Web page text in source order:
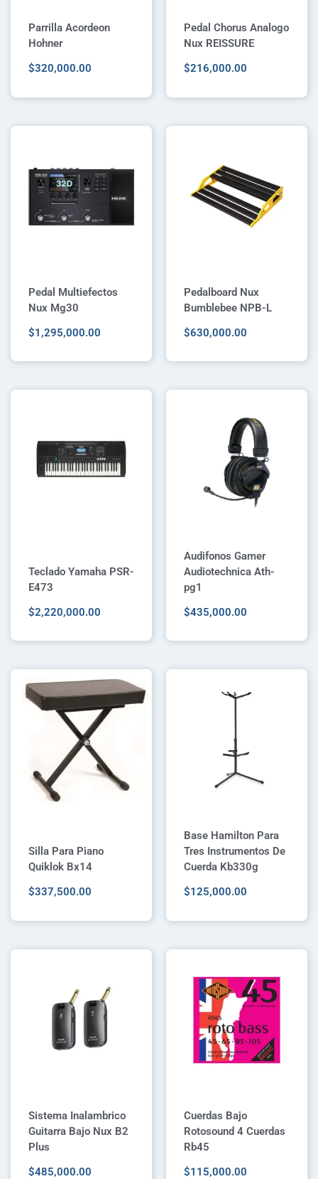
Parrilla Acordeon
Hohner
$320,000.00
Pedal Chorus Analogo
Nux REISSURE
$216,000.00
Pedal Multiefectos
Nux Mg30
$1,295,000.00
Pedalboard Nux
Bumblebee NPB-L
$630,000.00
Teclado Yamaha PSR-
E473
$2,220,000.00
Audifonos Gamer
Audiotechnica Ath-
pg1
$435,000.00
Silla Para Piano
Quiklok Bx14
$337,500.00
Base Hamilton Para
Tres Instrumentos De
Cuerda Kb330g
$125,000.00
Sistema Inalambrico
Guitarra Bajo Nux B2
Plus
$485,000.00
Cuerdas Bajo
Rotosound 4 Cuerdas
Rb45
$115,000.00